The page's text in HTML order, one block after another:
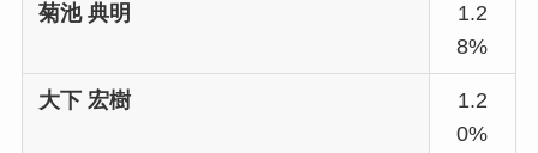
菊池 典明
1.2
8%
大下 宏樹
1.2
0%